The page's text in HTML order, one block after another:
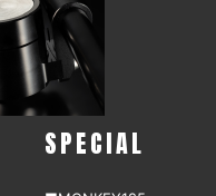
SPECIAL